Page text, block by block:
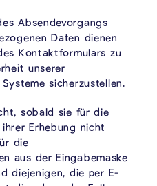
Absendevorgangs
Daten dienen
Kontaktformulars zu
unserer
sicherzustellen.
sobald sie für die
Erhebung nicht
die
aus der Eingabemaske
diejenigen, die per E-